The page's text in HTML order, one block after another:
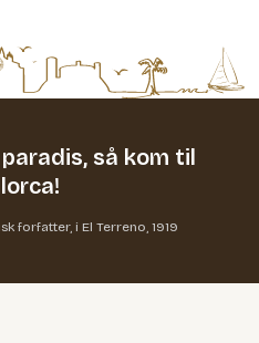
så kom til
forfatter, i El Terreno, 1919